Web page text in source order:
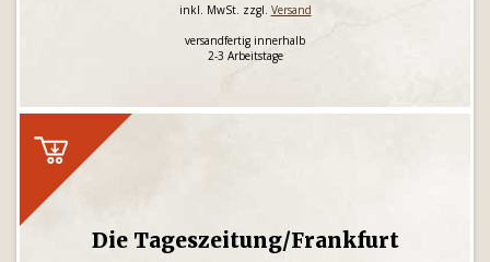
inkl. MwSt. zzgl. Versand
versandfertig innerhalb
2-3 Arbeitstage
Die Tageszeitung/Frankfurt